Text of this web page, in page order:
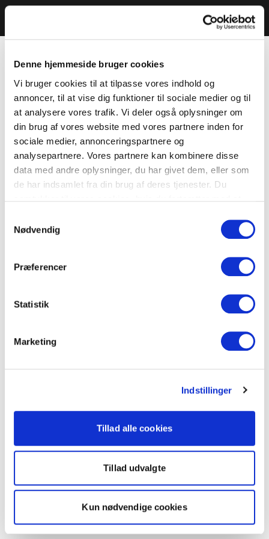
Denne hjemmeside bruger cookies
Vi bruger cookies til at tilpasse vores indhold og
annoncer, til at vise dig funktioner til sociale medier og til
at analysere vores trafik. Vi deler også oplysninger om
din brug af vores website med vores partnere inden for
sociale medier, annonceringspartnere og
analysepartnere. Vores partnere kan kombinere disse
data med andre oplysninger, du har givet dem, eller som
de har indsamlet fra din brug af deres tjenester. Du
Nødvendig
Præferencer
Statistik
Marketing
Indstillinger
Tillad alle cookies
Tillad udvalgte
Kun nødvendige cookies